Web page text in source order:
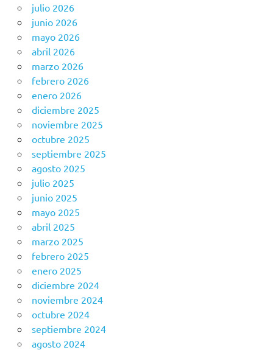
julio 2026
junio 2026
mayo 2026
abril 2026
marzo 2026
febrero 2026
enero 2026
diciembre 2025
noviembre 2025
octubre 2025
septiembre 2025
agosto 2025
julio 2025
junio 2025
mayo 2025
abril 2025
marzo 2025
febrero 2025
enero 2025
diciembre 2024
noviembre 2024
octubre 2024
septiembre 2024
agosto 2024